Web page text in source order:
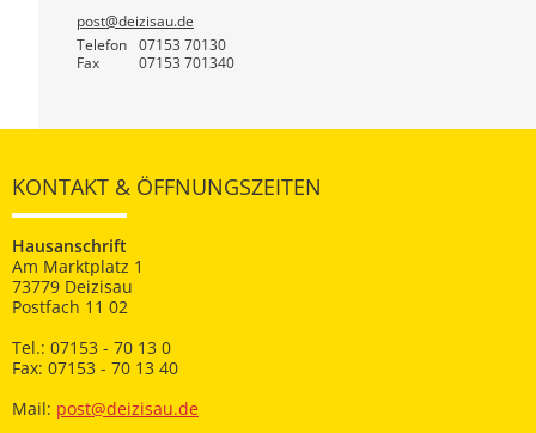
post@deizisau.de
Telefon
07153 70130
Fax 07153 701340
KONTAKT & ÖFFNUNGSZEITEN
Hausanschrift
Am Marktplatz 1
73779 Deizisau
Postfach 11 02
Tel.: 07153 - 70 13 0
Fax: 07153 - 70 13 40
Mail: post@deizisau.de